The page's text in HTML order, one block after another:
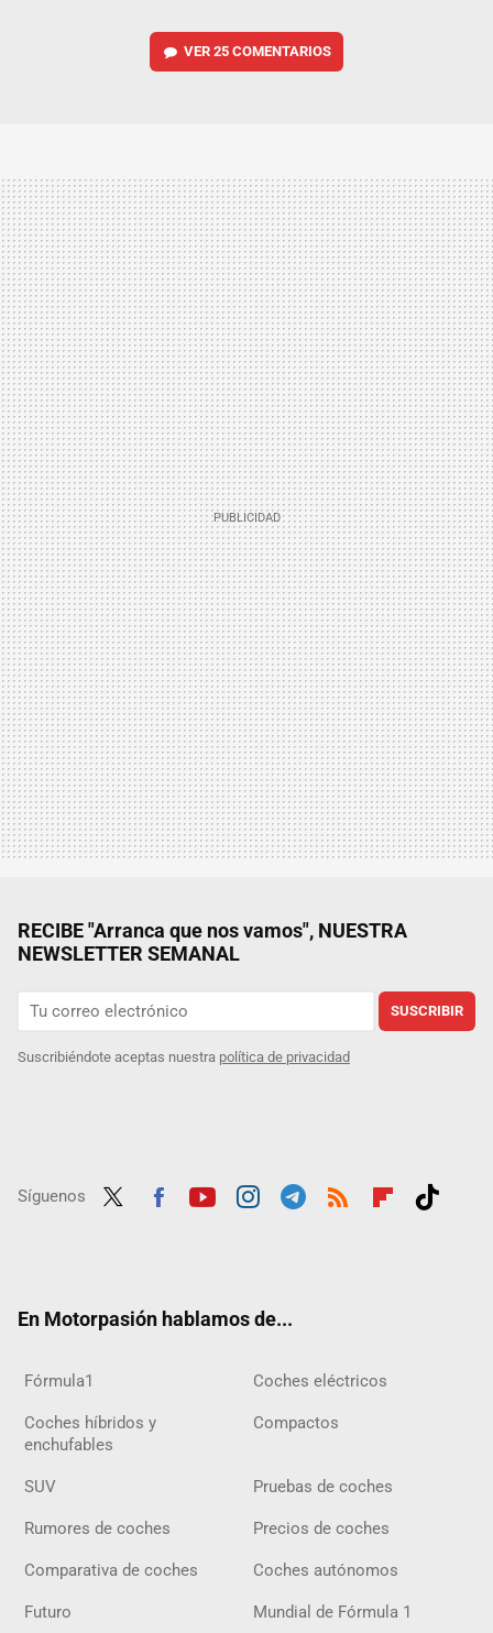
VER 25 COMENTARIOS
RECIBE "Arranca que nos vamos", NUESTRA
NEWSLETTER SEMANAL
SUSCRIBIR
Suscribiéndote aceptas nuestra política de privacidad
Síguenos
En Motorpasión hablamos de...
Fórmula1 Coches eléctricos
Coches híbridos y
enchufables
Compactos
SUV Pruebas de coches
Rumores de coches Precios de coches
Comparativa de coches Coches autónomos
Futuro Mundial de Fórmula 1